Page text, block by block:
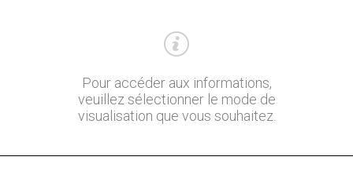
Pour accéder aux informations,
veuillez sélectionner le mode de
visualisation que vous souhaitez.